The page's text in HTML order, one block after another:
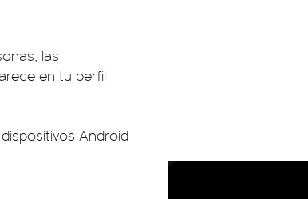
las
en tu perfil
Android